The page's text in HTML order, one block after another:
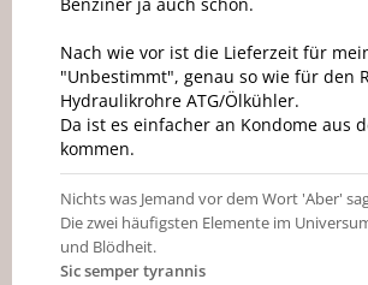
Nach wie vor ist die Lieferzeit für
"Unbestimmt", genau so wie für den
Hydraulikrohre ATG/Ölkühler.
Da ist es einfacher an Kondome aus
kommen.
Nichts was Jemand vor dem Wort 'Aber'
Die zwei häufigsten Elemente im
und Blödheit.
Sic semper tyrannis